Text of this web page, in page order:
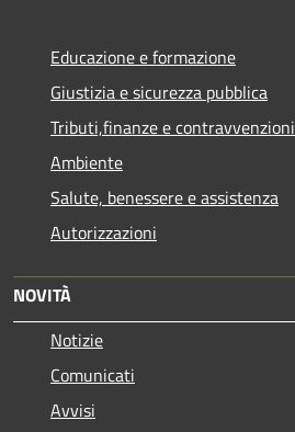
Educazione e formazione
Giustizia e sicurezza pubblica
Tributi,finanze e contravvenzioni
Ambiente
Salute, benessere e assistenza
Autorizzazioni
NOVITÀ
Notizie
Comunicati
Avvisi